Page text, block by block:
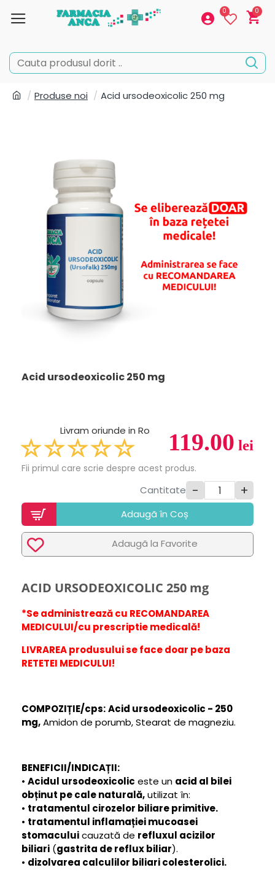
0 0
Produse noi Acid ursodeoxicolic 250 mg
Acid ursodeoxicolic 250 mg
119.00 lei
Livram oriunde in Ro
Fii primul care scrie despre acest produs.
Cantitate - +
Adaugã în Coș
Adaugã la Favorite
ACID URSODEOXICOLIC 250 mg
*Se administrează cu RECOMANDAREA
MEDICULUI/cu prescriptie medicală!
LIVRAREA produsului se face doar pe baza
RETETEI MEDICULUI!
COMPOZIȚIE/cps:Acid ursodeoxicolic - 250
mg,Amidon de porumb, Stearat de magneziu.
BENEFICII/INDICAȚII:
• Acidul ursodeoxicolic este un acid al bilei
obținut pe cale naturală,utilizat în:
• tratamentul cirozelor biliare primitive.
• tratamentul inflamației mucoasei
stomaculuicauzată de refluxul acizilor
biliari (gastrita de reflux biliar).
• dizolvarea calculilor biliari colesterolici.